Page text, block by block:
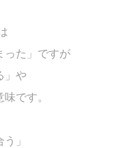
った」ですが
」や
です。
」